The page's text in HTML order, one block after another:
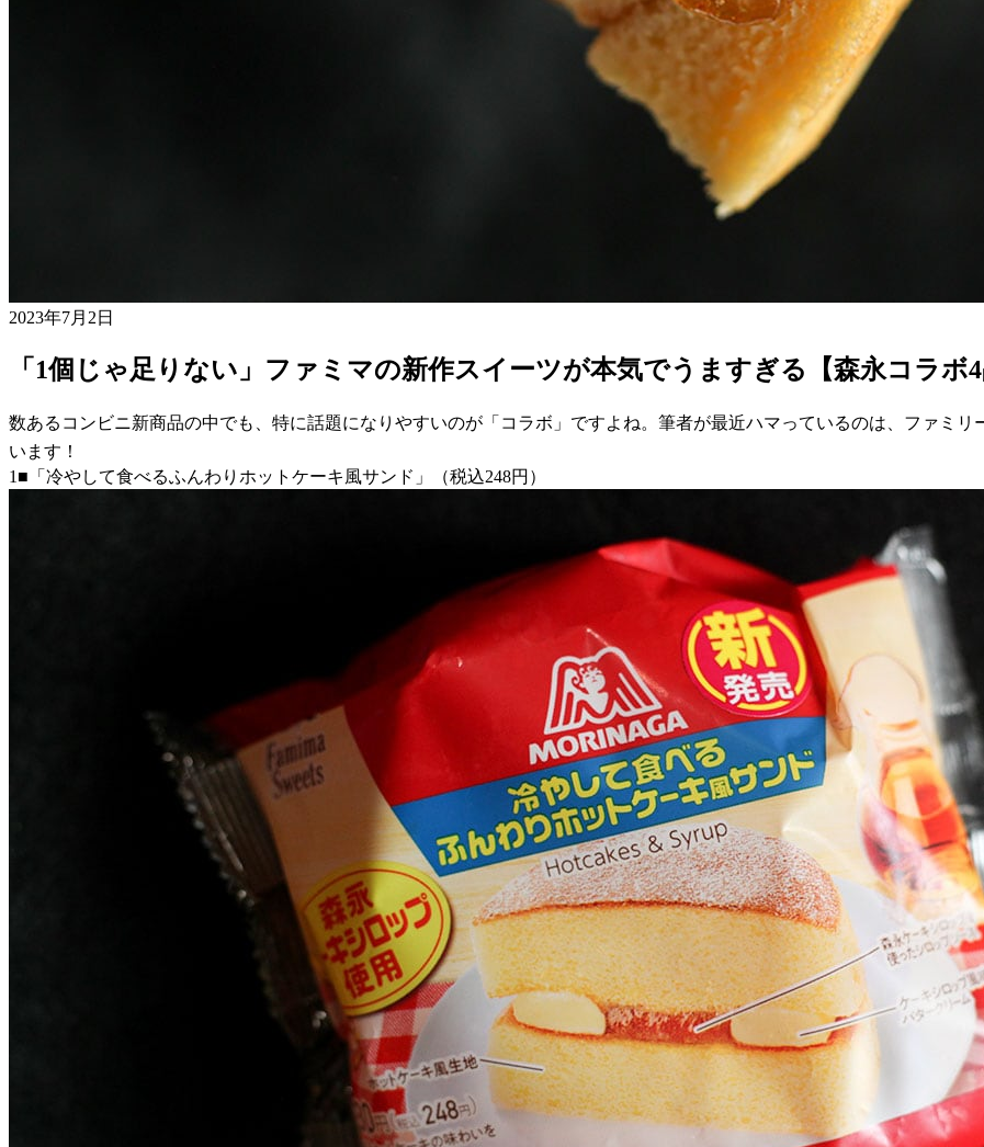
2023年7月2日
「1個じゃ足りない」ファミマの新作スイーツが本気でうますぎる【森永コラボ4
数あるコンビニ新商品の中でも、特に話題になりやすいのが「コラボ」ですよね。筆者が最近ハマっているのは、ファミ
います！
1■「冷やして食べるふんわりホットケーキ風サンド」（税込248円）